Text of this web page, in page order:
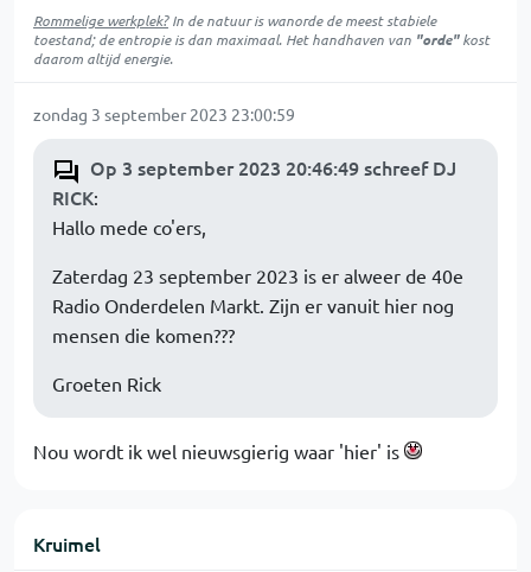
Rommelige werkplek?In de natuur iswanordede meest stabiele
toestand; de entropie is dan maximaal. Het handhaven van "orde"kost
daarom altijd energie.
zondag 3 september 2023 23:00:59
Op 3 september 2023 20:46:49 schreef DJ
RICK:
Hallo mede co'ers,
Zaterdag 23 september 2023 is er alweer de 40e
Radio Onderdelen Markt. Zijn er vanuit hier nog
mensen die komen???
Groeten Rick
Nou wordt ik wel nieuwsgierig waar 'hier' is
Kruimel